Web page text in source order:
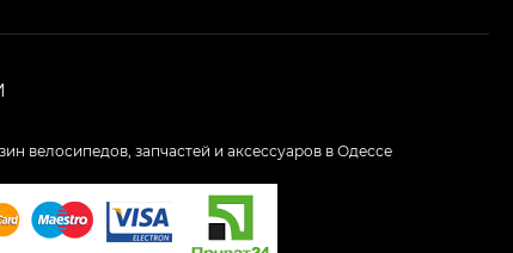
велосипедов, запчастей и аксессуаров в Одессе